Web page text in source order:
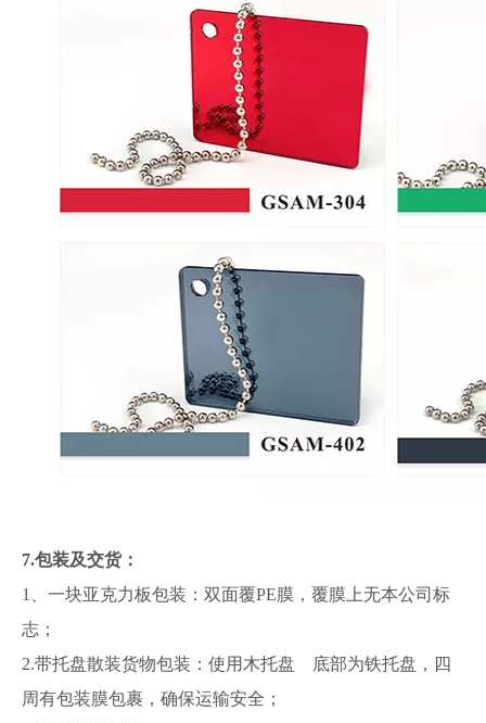
7.包装及交货：
1、一块亚克力板包装：双面覆PE膜，覆膜上无本公司标
志；
2.带托盘散装货物包装：使用木托盘 底部为铁托盘，四
周有包装膜包裹，确保运输安全；